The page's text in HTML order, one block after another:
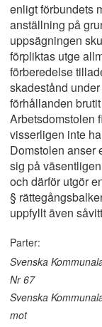
enligt förbundets
anställning på
uppsägningen
förpliktas utge
förberedelse
skadestånd
förhållanden
Arbetsdomstolen
visserligen inte
Domstolen anser
sig på
och därför utgör
§
uppfyllt även
Parter:
Svenska
Nr 67
Svenska
mot